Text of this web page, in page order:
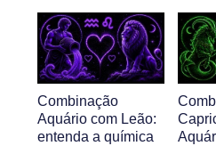
Combinação
Aquário com Leão:
entenda a química